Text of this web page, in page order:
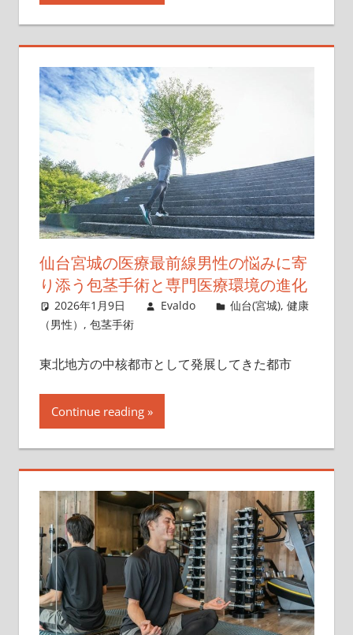
仙台宮城の医療最前線男性の悩みに寄
り添う包茎手術と専門医療環境の進化
2026年1月9日 Evaldo 仙台(宮城),健康
（男性） , 包茎手術
東北地方の中核都市として発展してきた都市
Continue reading